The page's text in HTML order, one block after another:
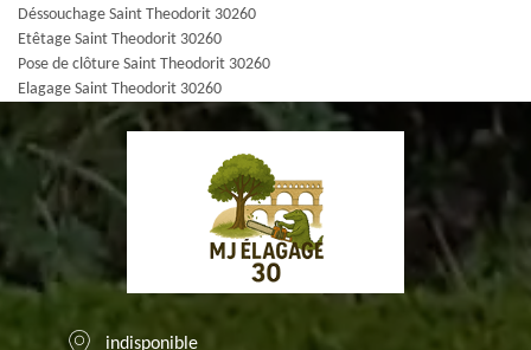
Déssouchage Saint Theodorit 30260
Etêtage Saint Theodorit 30260
Pose de clôture Saint Theodorit 30260
Elagage Saint Theodorit 30260
indisponible